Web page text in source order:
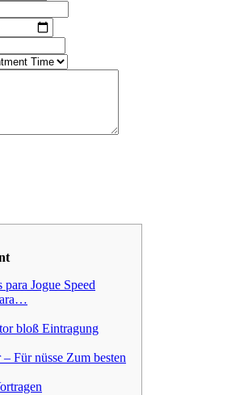
Jogue Speed
bloß Eintragung
Für nüsse Zum besten